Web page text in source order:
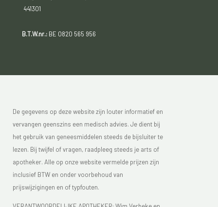
441301
B.T.W.nr.:BE 0820 565 956
De gegevens op deze website zijn louter informatief en
vervangen geenszins een medisch advies. Je dient bij
het gebruik van geneesmiddelen steeds de bijsluiter te
lezen. Bij twijfel of vragen, raadpleeg steeds je arts of
apotheker. Alle op onze website vermelde prijzen zijn
inclusief BTW en onder voorbehoud van
prijswijzigingen en of typfouten.